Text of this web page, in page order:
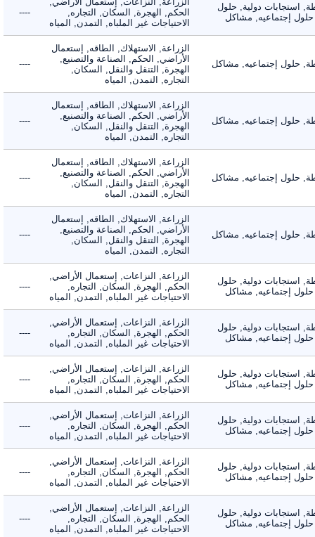
استجابات دولية, حلول
إجتماعيه, مشاكل
الحكم, الهجرة, السكان, التجاره,
الاحتياجات غير الملباه, التمدن, المياه
----
حلول إجتماعيه, مشاكل
الزراعة, الاستهلاك, الطاقه, إستعمال
الأراضي, الحكم, الصناعة والتصنيع,
الهجرة, التنقل والنقل, السكان,
التجاره, التمدن, المياه
----
حلول إجتماعيه, مشاكل
الزراعة, الاستهلاك, الطاقه, إستعمال
الأراضي, الحكم, الصناعة والتصنيع,
الهجرة, التنقل والنقل, السكان,
التجاره, التمدن, المياه
----
حلول إجتماعيه, مشاكل
الزراعة, الاستهلاك, الطاقه, إستعمال
الأراضي, الحكم, الصناعة والتصنيع,
الهجرة, التنقل والنقل, السكان,
التجاره, التمدن, المياه
----
حلول إجتماعيه, مشاكل
الزراعة, الاستهلاك, الطاقه, إستعمال
الأراضي, الحكم, الصناعة والتصنيع,
الهجرة, التنقل والنقل, السكان,
التجاره, التمدن, المياه
----
استجابات دولية, حلول
إجتماعيه, مشاكل
الزراعة, النزاعات, إستعمال الأراضي,
الحكم, الهجرة, السكان, التجاره,
الاحتياجات غير الملباه, التمدن, المياه
----
استجابات دولية, حلول
إجتماعيه, مشاكل
الزراعة, النزاعات, إستعمال الأراضي,
الحكم, الهجرة, السكان, التجاره,
الاحتياجات غير الملباه, التمدن, المياه
----
استجابات دولية, حلول
إجتماعيه, مشاكل
الزراعة, النزاعات, إستعمال الأراضي,
الحكم, الهجرة, السكان, التجاره,
الاحتياجات غير الملباه, التمدن, المياه
----
استجابات دولية, حلول
إجتماعيه, مشاكل
الزراعة, النزاعات, إستعمال الأراضي,
الحكم, الهجرة, السكان, التجاره,
الاحتياجات غير الملباه, التمدن, المياه
----
استجابات دولية, حلول
إجتماعيه, مشاكل
الزراعة, النزاعات, إستعمال الأراضي,
الحكم, الهجرة, السكان, التجاره,
الاحتياجات غير الملباه, التمدن, المياه
----
استجابات دولية, حلول
إجتماعيه, مشاكل
الزراعة, النزاعات, إستعمال الأراضي,
الحكم, الهجرة, السكان, التجاره,
الاحتياجات غير الملباه, التمدن, المياه
----